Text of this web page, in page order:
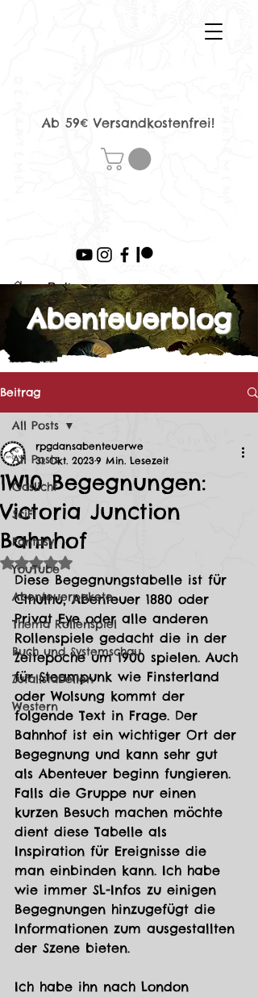
Ab 59€ Versandkostenfrei!
> Beitrag
Abenteuerblog
Beitrag
All Posts
Gaslicht
SciFi
Fantasy
YouTube
Abenteuerpakete
Thema Rollenspiel
Buch und Systemschau
Zufallstabellen
Western
All Posts
1W10 Begegnungen:
Victoria Junction
Bahnhof
rpgdansabenteuerwe
31. Okt. 20239 Min. Lesezeit
Mit NaN von 5 Sternen bewertet.
Diese Begegnungstabelle ist für
Cthulhu, Abenteuer 1880 oder
Privat Eye oder alle anderen
Rollenspiele gedacht die in der
Zeitepoche um 1900 spielen. Auch
für Steampunk wie Finsterland
oder Wolsung kommt der
folgende Text in Frage. Der
Bahnhof ist ein wichtiger Ort der
Begegnung und kann sehr gut
als Abenteuer beginn fungieren.
Falls die Gruppe nur einen
kurzen Besuch machen möchte
dient diese Tabelle als
Inspiration für Ereignisse die
man einbinden kann. Ich habe
wie immer SL-Infos zu einigen
Begegnungen hinzugefügt die
Informationen zum ausgestallten
der Szene bieten.
Ich habe ihn nach London